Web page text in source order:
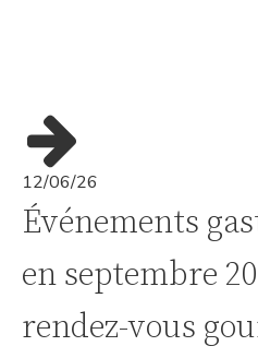
12/06/26
Événements
en septembre
rendez-vous